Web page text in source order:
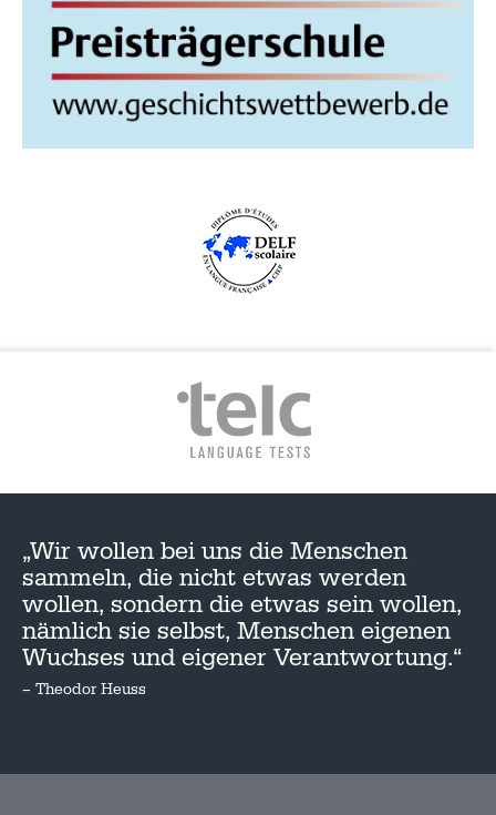
„Wir wollen bei uns die Menschen
sammeln, die nicht etwas werden
wollen, sondern die etwas sein wollen,
nämlich sie selbst, Menschen eigenen
Wuchses und eigener Verantwortung.“
– Theodor Heuss